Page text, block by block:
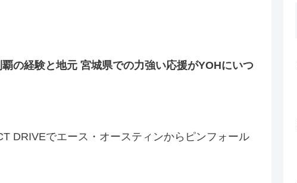
の経験と地元 宮城県での力強い応援がYOHにいつ
DRIVEでエース・オースティンからピンフォール